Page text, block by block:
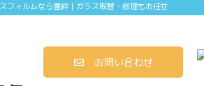
フィルムなら豊絆｜ガラス取替・修理もお任せ
お問い合わせ